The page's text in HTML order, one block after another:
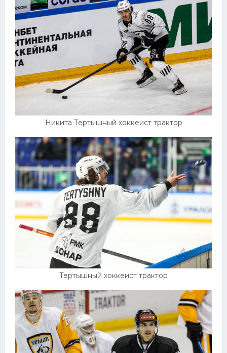
Никита Тертышный хоккеист трактор
Тертышный хоккеист трактор